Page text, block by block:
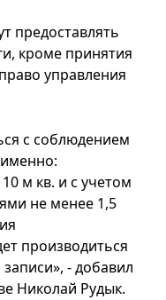
предоставлять
кроме принятия
управления
с соблюдением
м кв. и с учетом
не менее 1,5
производиться
- добавил
Николай Рудык.